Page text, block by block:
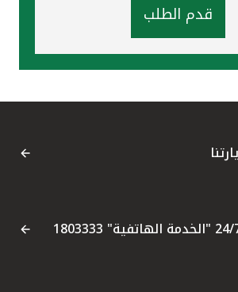
قدم الطلب